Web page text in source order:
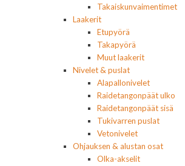
Takaiskunvaimentimet
Laakerit
Etupyörä
Takapyörä
Muut laakerit
Nivelet & puslat
Alapallonivelet
Raidetangonpäät ulko
Raidetangonpäät sisä
Tukivarren puslat
Vetonivelet
Ohjauksen & alustan osat
Olka-akselit